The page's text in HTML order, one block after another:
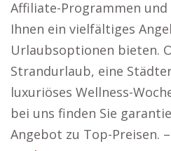
Affiliate-Programmen
Ihnen ein vielfältiges
Urlaubsoptionen bieten.
Strandurlaub, eine
luxuriöses Wellness-
bei uns finden Sie
Angebot zu Top-Preisen. –